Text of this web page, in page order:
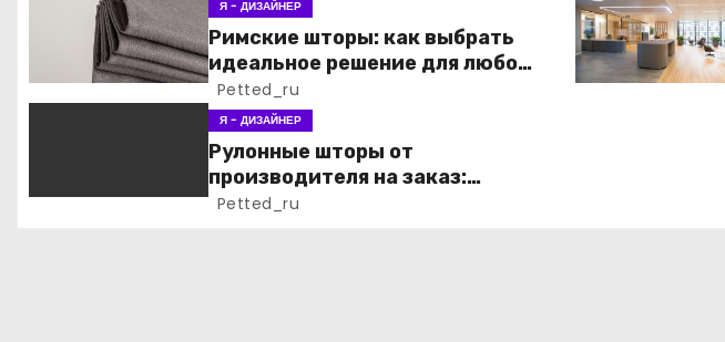
о
Я - ДИЗАЙНЕР
Римские шторы: как выбрать
идеальное решение для любого
интерьера
Petted_ru
Я - ДИЗАЙНЕР
Рулонные шторы от
производителя на заказ:
идеальное решение для любого
Petted_ru